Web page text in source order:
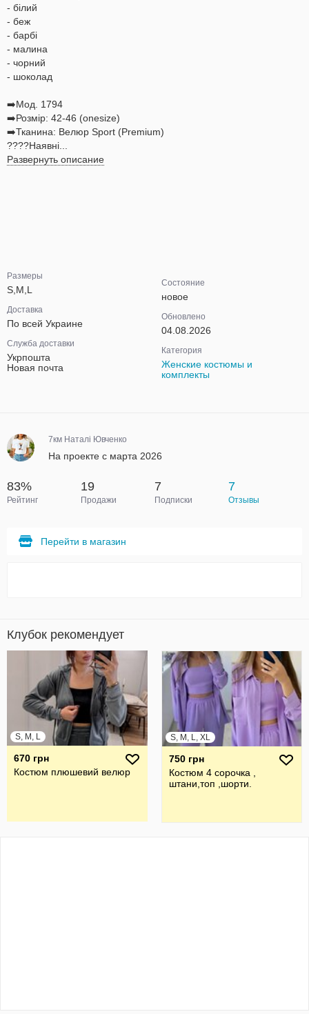
- білий
- беж
- барбі
- малина
- чорний
- шоколад
➡️Мод. 1794
➡️Розмір: 42-46 (onesize)
➡️Тканина: Велюр Sport (Premium)
????Наявні...
Развернуть описание
Размеры
S,M,L
Доставка
По всей Украине
Служба доставки
Укрпошта
Новая почта
Состояние
новое
Обновлено
04.08.2026
Категория
Женские костюмы и
комплекты
7км Наталі Ювченко
На проекте с марта 2026
83%
Рейтинг
19
Продажи
7
Подписки
7
Отзывы
Перейти в магазин
Клубок рекомендует
S, M, L
670 грн
Костюм плюшевий велюр
S, M, L, XL
750 грн
Костюм 4 сорочка ,
штани,топ ,шорти.